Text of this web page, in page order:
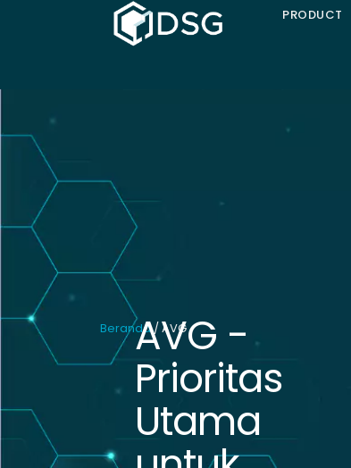
PRODUCT
Beranda/ AVG
AVG -
Prioritas
Utama